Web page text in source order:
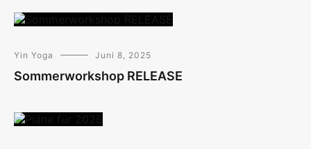
Yin Yoga Juni 8, 2025
Sommerworkshop RELEASE